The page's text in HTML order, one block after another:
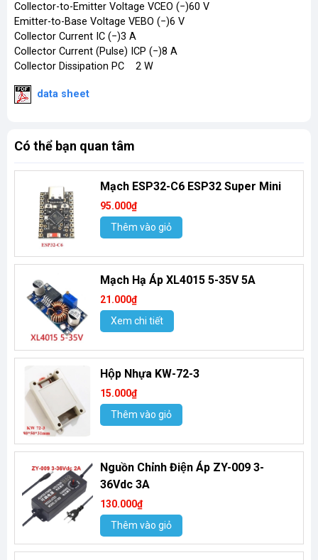
Collector-to-Emitter Voltage VCEO (−)60 V
Emitter-to-Base Voltage VEBO (−)6 V
Collector Current IC (−)3 A
Collector Current (Pulse) ICP (−)8 A
Collector Dissipation PC 2 W
data sheet
Có thể bạn quan tâm
Mạch ESP32-C6 ESP32 Super Mini
95.000₫
Thêm vào giỏ
Mạch Hạ Áp XL4015 5-35V 5A
21.000₫
Xem chi tiết
Hộp Nhựa KW-72-3
15.000₫
Thêm vào giỏ
Nguồn Chỉnh Điện Áp ZY-009 3-
36Vdc 3A
130.000₫
Thêm vào giỏ